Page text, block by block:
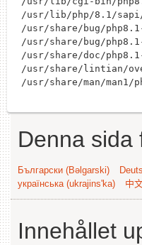
/usr/lib/php/8.1/
/usr/share/bug/
/usr/share/bug/
/usr/share/doc/
/usr/share/lintian/
Denna sida
Български (Bəlgarski)
українська (ukrajins'ka)
中
Innehållet